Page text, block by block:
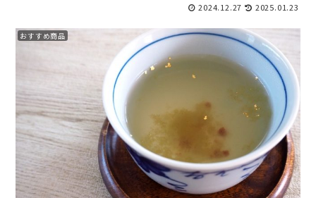
2024.12.27 2025.01.23
おすすめ商品